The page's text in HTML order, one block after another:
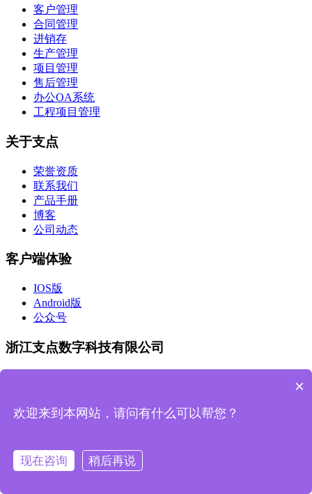
客户管理
合同管理
进销存
生产管理
项目管理
售后管理
办公OA系统
工程项目管理
关于支点
荣誉资质
联系我们
产品手册
博客
公司动态
客户端体验
IOS版
Android版
公众号
浙江支点数字科技有限公司
研发中心：陕西省西安市高新区天谷七路996号国家数字出版
基地D栋405室
×
欢迎来到本网站，请问有什么可以帮您？
现在咨询 稍后再说